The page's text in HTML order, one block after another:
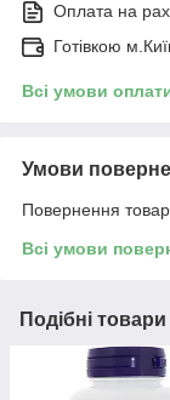
Оплата на
Готівкою
Всі умови
Умови
Повернення
Всі умови
Подібні товари